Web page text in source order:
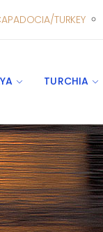
TURKEY
TURCHIA